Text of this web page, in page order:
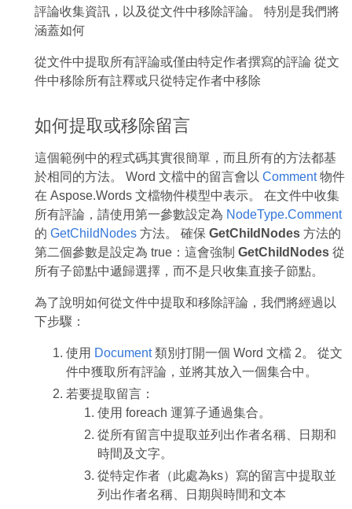
評論收集資訊，以及從文件中移除評論。 特別是我們將
涵蓋如何
從文件中提取所有評論或僅由特定作者撰寫的評論 從文
件中移除所有註釋或只從特定作者中移除
如何提取或移除留言
這個範例中的程式碼其實很簡單，而且所有的方法都基
於相同的方法。 Word 文檔中的留言會以 Comment物件
在 Aspose.Words 文檔物件模型中表示。 在文件中收集
所有評論，請使用第一參數設定為 NodeType.Comment
的 GetChildNodes方法。 確保 GetChildNodes方法的
第二個參數是設定為 true：這會強制 GetChildNodes從
所有子節點中遞歸選擇，而不是只收集直接子節點。
為了說明如何從文件中提取和移除評論，我們將經過以
下步驟：
使用 Document類別打開一個 Word 文檔 2。 從文
件中獲取所有評論，並將其放入一個集合中。
若要提取留言：
使用 foreach 運算子通過集合。
從所有留言中提取並列出作者名稱、日期和
時間及文字。
從特定作者（此處為ks）寫的留言中提取並
列出作者名稱、日期與時間和文本